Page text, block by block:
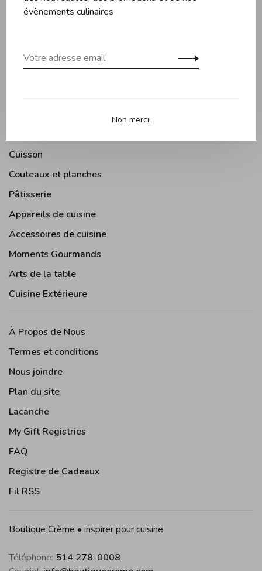
rouleau à pâte, noyer noir
75,00$CA
21,95$CA
Cuisson
Couteaux et planches
Pâtisserie
Appareils de cuisine
Accessoires de cuisine
Moments Gourmands
Arts de la table
Cuisine Extérieure
À Propos de Nous
Termes et conditions
Nous joindre
Plan du site
Lacanche
My Gift Registries
FAQ
Registre de Cadeaux
Fil RSS
Boutique Crème • inspirer pour cuisine
Téléphone: 514 278-0008
évènements culinaires
Non merci!